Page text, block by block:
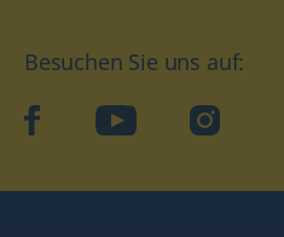
Besuchen Sie uns auf:
facebookYouTube Instagram